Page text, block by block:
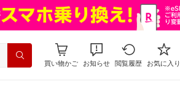
買い物かご お知らせ 閲覧履歴 お気に入り